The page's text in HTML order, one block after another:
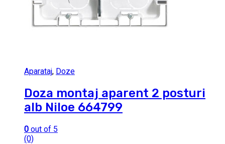
Aparataj, Doze
Doza montaj aparent 2 posturi
alb Niloe 664799
0 out of 5
(0)